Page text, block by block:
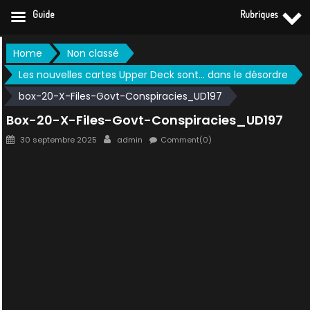
Skip
to
content
Home
Non classé
Les nouvelles cartes Upper Deck sont… dans le désordre
box-20-X-Files-Govt-Conspiracies_UD197
Box-20-X-Files-Govt-Conspiracies_UD197
Posted
30 septembre 2025 Author
admin Comment(0)
Guide Rubriques